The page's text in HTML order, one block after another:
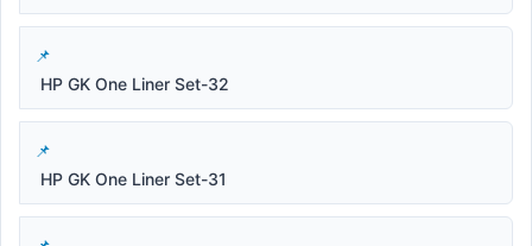
HP GK One Liner Set-32
HP GK One Liner Set-31